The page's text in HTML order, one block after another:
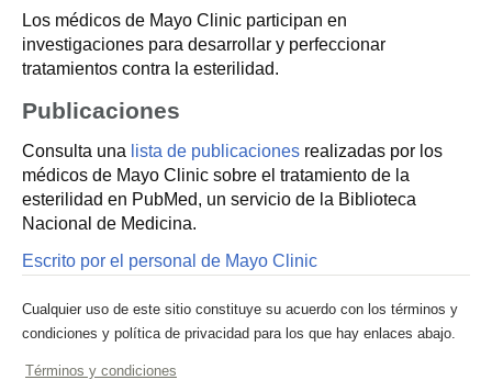
Los médicos de Mayo Clinic participan en
investigaciones para desarrollar y perfeccionar
tratamientos contra la esterilidad.
Publicaciones
Consulta una lista de publicaciones realizadas por los
médicos de Mayo Clinic sobre el tratamiento de la
esterilidad en PubMed, un servicio de la Biblioteca
Nacional de Medicina.
Escrito por el personal de Mayo Clinic
Cualquier uso de este sitio constituye su acuerdo con los términos y
condiciones y política de privacidad para los que hay enlaces abajo.
Términos y condiciones